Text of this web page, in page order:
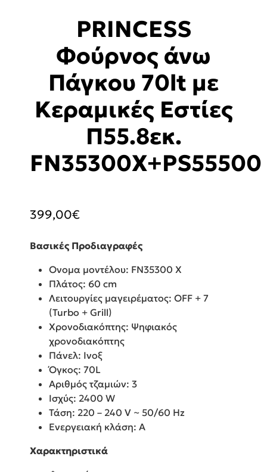
PRINCESS
Φούρνος άνω
Πάγκου 70lt με
Κεραμικές Εστίες
Π55.8εκ.
FN35300X+PS55500
399,00€
Βασικές Προδιαγραφές
Ονομα μοντέλου: FN35300 X
Πλάτος: 60 cm
Λειτουργίες μαγειρέματος: OFF + 7
(Turbo + Grill)
Χρονοδιακόπτης: Ψηφιακός
χρονοδιακόπτης
Πάνελ: Ινοξ
Όγκος: 70L
Αριθμός τζαμιών: 3
Ισχύς: 2400 W
Τάση: 220 – 240 V ~ 50/60 Hz
Ενεργειακή κλάση: A
Χαρακτηριστικά